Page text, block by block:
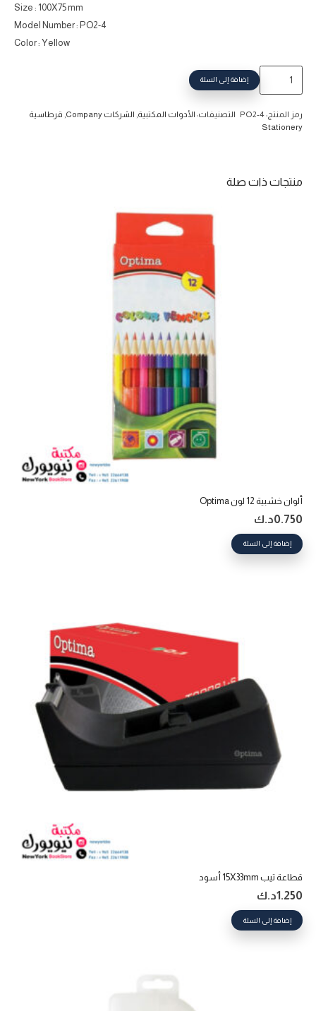
Size : 100X75 mm
Model Number : PO2-4
Color : Yellow
ورق
مسطر
إضافة إلى السلة
رمز المنتج:PO2-4 التصنيفات: الأدوات المكتبية الشركات Company
قرطاسية
Stationery
منتجات ذات صلة
ألوان خشبية 12 لون Optima
0.750د.ك
إضافة إلى السلة
قطاعة تيب 15X33mm أسود
1.250د.ك
إضافة إلى السلة